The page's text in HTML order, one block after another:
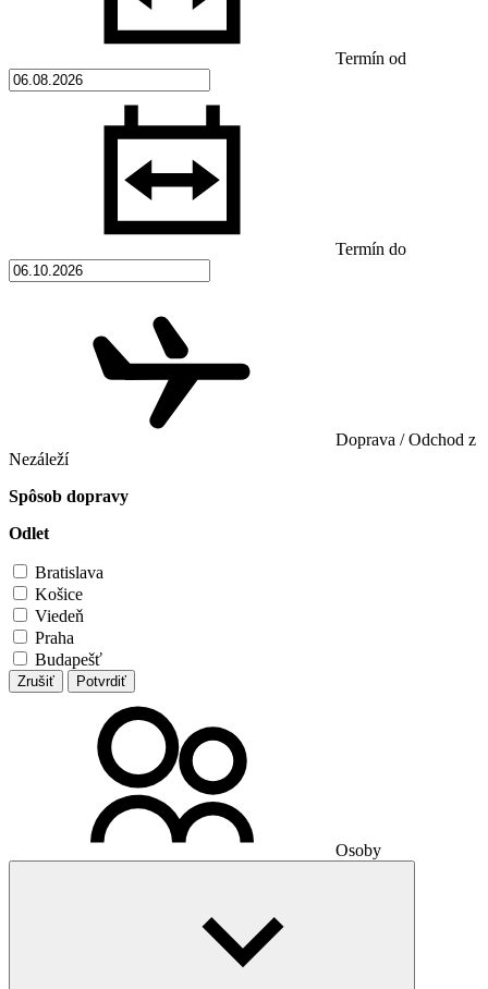
Termín od
Termín do
Doprava / Odchod z
Nezáleží
Spôsob dopravy
Odlet
Bratislava
Košice
Viedeň
Praha
Budapešť
Zrušiť Potvrdiť
Osoby